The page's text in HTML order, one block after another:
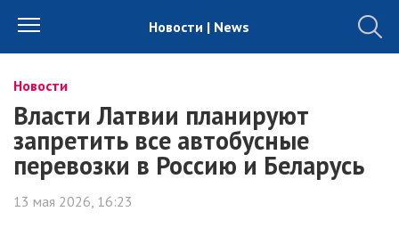
Новости | News
Новости
Власти Латвии планируют
запретить все автобусные
перевозки в Россию и Беларусь
13 мая 2026, 16:23